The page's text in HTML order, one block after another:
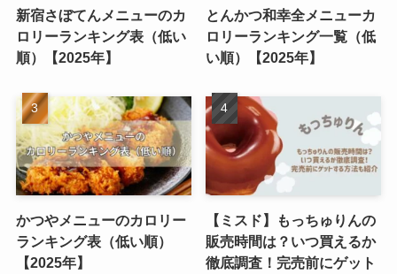
新宿さぼてんメニューのカ
ロリーランキング表（低い
順）【2025年】
とんかつ和幸全メニューカ
ロリーランキング一覧（低
い順）【2025年】
かつやメニューのカロリー
ランキング表（低い順）
【2025年】
【ミスド】もっちゅりんの
販売時間は？いつ買えるか
徹底調査！完売前にゲット